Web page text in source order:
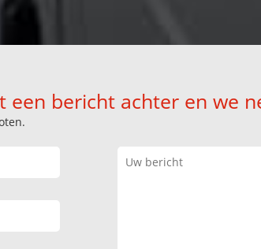
een bericht achter en we